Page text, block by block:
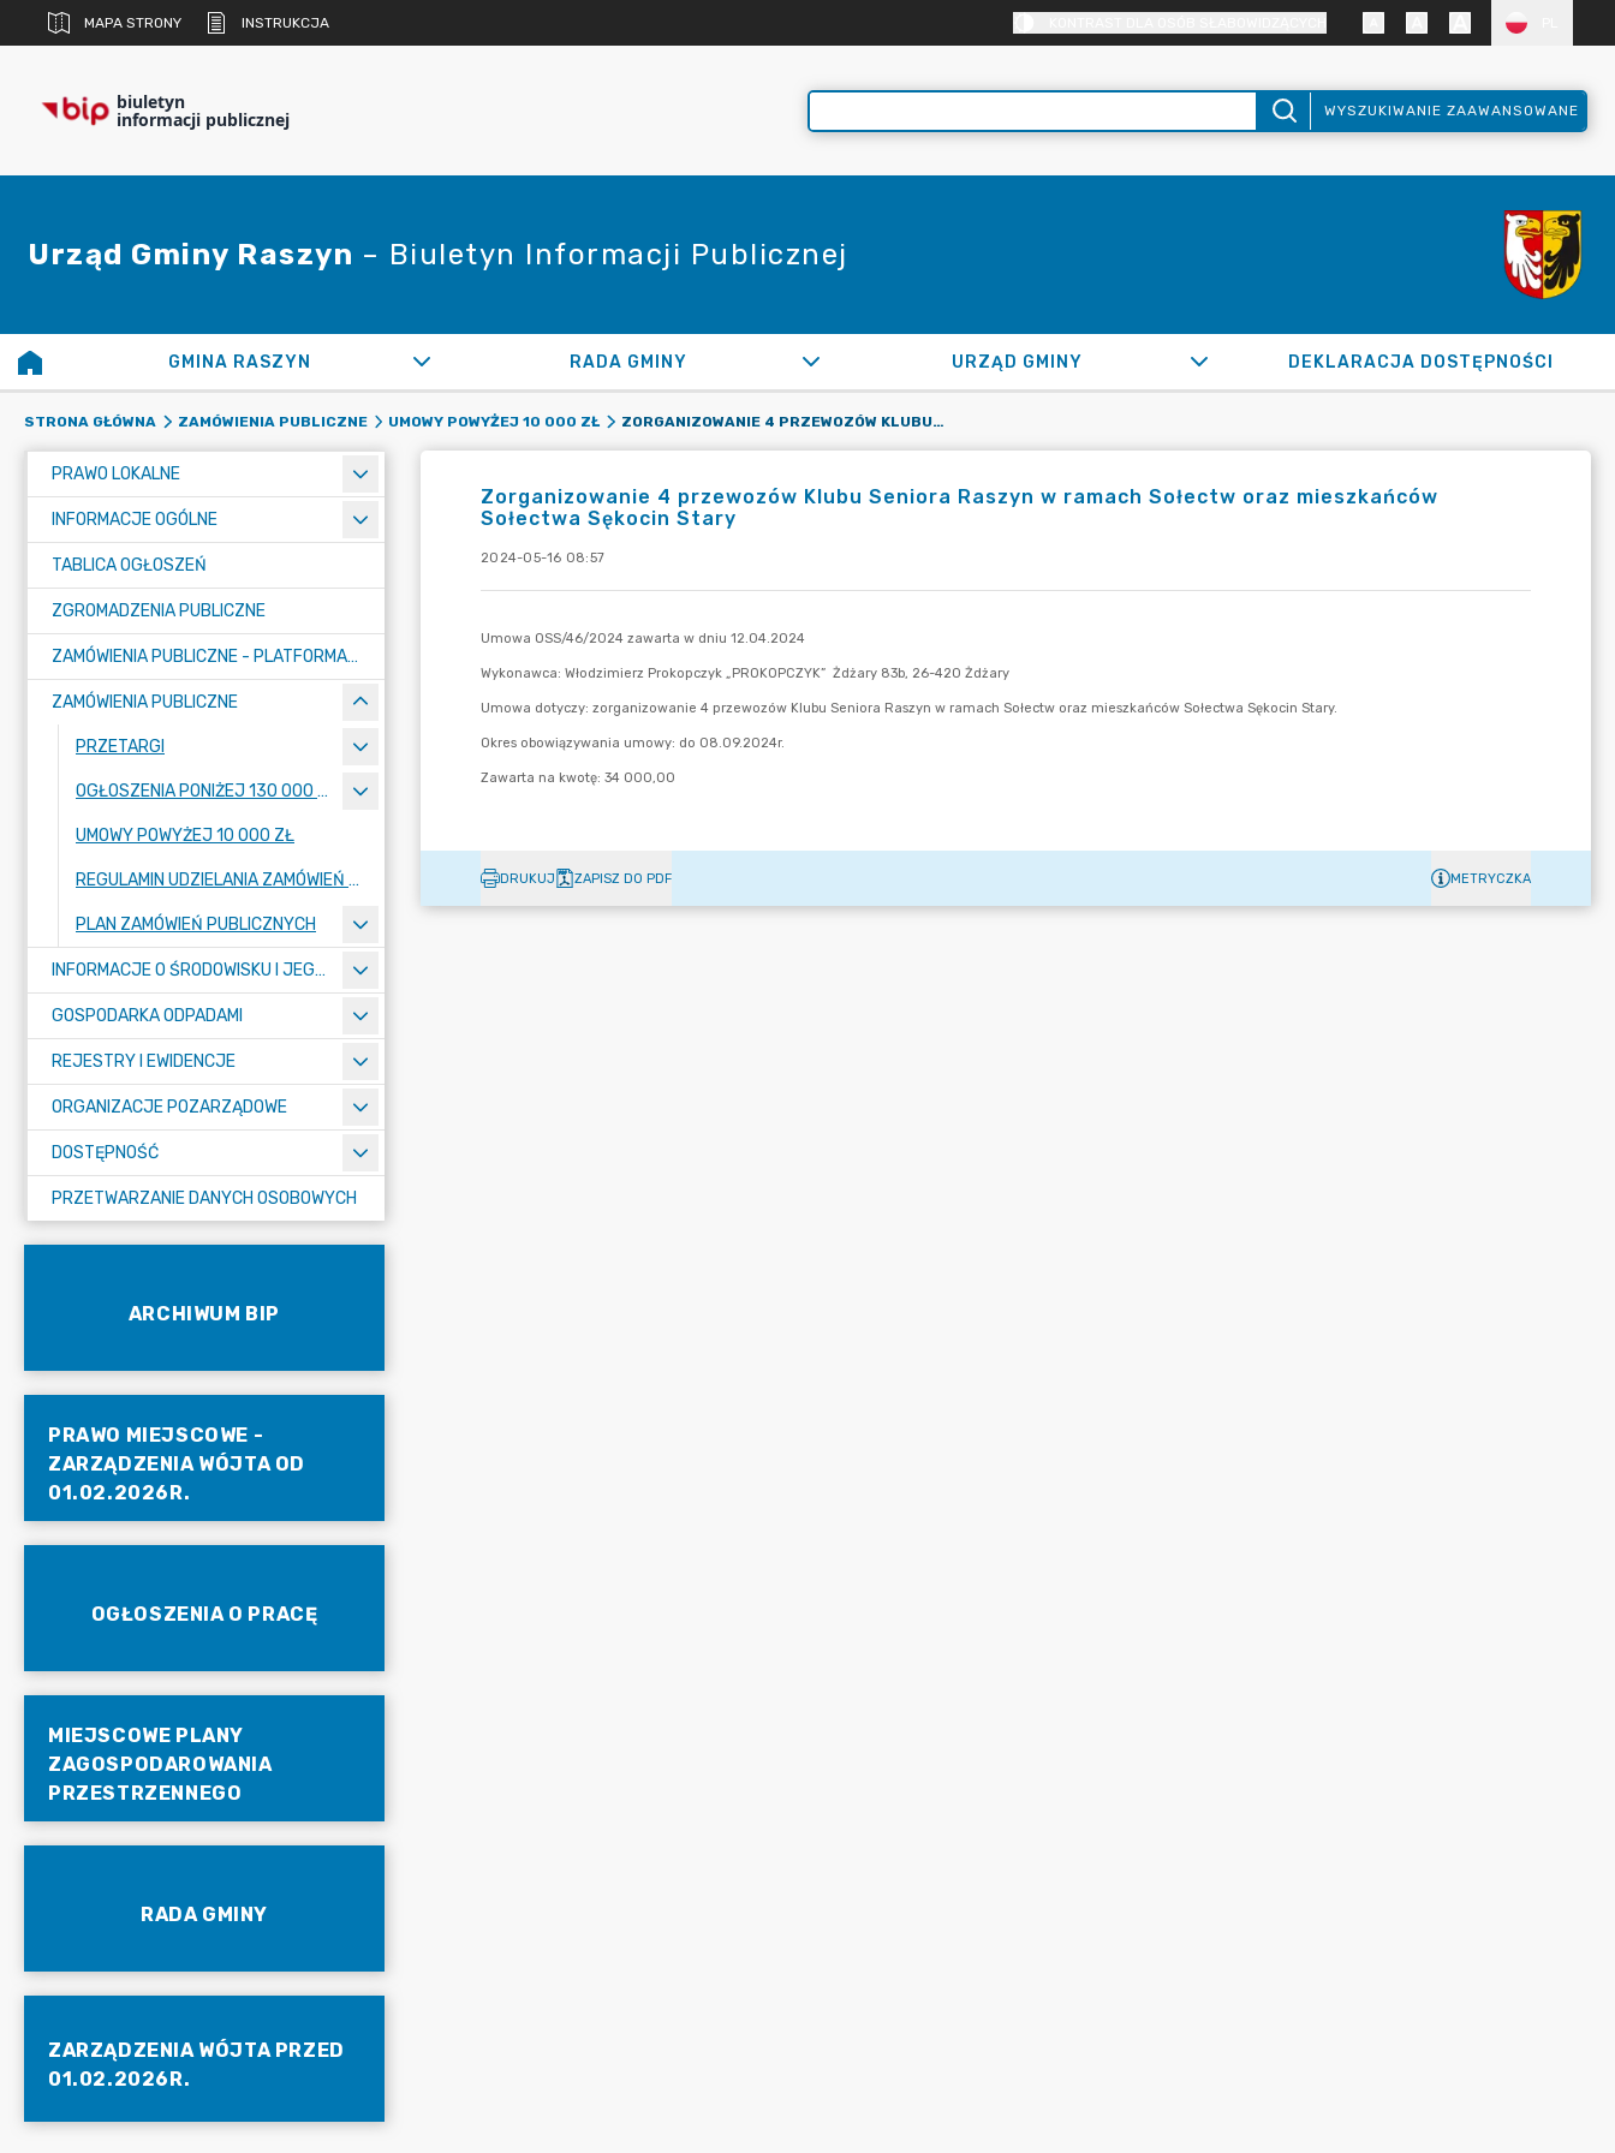
MAPA STRONY INSTRUKCJA
biuletyn
informacji publicznej WYSZUKIWANIE ZAAWANSOWANE
Urząd Gminy Raszyn – Biuletyn Informacji Publicznej
GMINA RASZYN RADA GMINY URZĄD GMINY DEKLARACJA DOSTĘPNOŚCI
STRONA GŁÓWNA ZAMÓWIENIA PUBLICZNE UMOWY POWYŻEJ 10 000 ZŁ ZORGANIZOWANIE 4 PRZEWOZÓW KLUBU SENIORA RASZYN W RAMACH SOŁECTW ORAZ MIESZKAŃCÓW SOŁECTWA SĘKOCIN STARY
PRAWO LOKALNE
INFORMACJE OGÓLNE
TABLICA OGŁOSZEŃ
ZGROMADZENIA PUBLICZNE
ZAMÓWIENIA PUBLICZNE - PLATFORMA ZAKUPOWA (OD 01.05.2025R.)
ZAMÓWIENIA PUBLICZNE
PRZETARGI
OGŁOSZENIA PONIŻEJ 130 000 ZŁ
UMOWY POWYŻEJ 10 000 ZŁ
REGULAMIN UDZIELANIA ZAMÓWIEŃ PUBLICZNYCH
PLAN ZAMÓWIEŃ PUBLICZNYCH
INFORMACJE O ŚRODOWISKU I JEGO OCHRONIE
GOSPODARKA ODPADAMI
REJESTRY I EWIDENCJE
ORGANIZACJE POZARZĄDOWE
DOSTĘPNOŚĆ
PRZETWARZANIE DANYCH OSOBOWYCH
ARCHIWUM BIP
PRAWO MIEJSCOWE -
ZARZĄDZENIA WÓJTA OD
01.02.2026R.
OGŁOSZENIA O PRACĘ
MIEJSCOWE PLANY
ZAGOSPODAROWANIA
PRZESTRZENNEGO
RADA GMINY
ZARZĄDZENIA WÓJTA PRZED
01.02.2026R.
Zorganizowanie 4 przewozów Klubu Seniora Raszyn w ramach Sołectw oraz mieszkańców
Sołectwa Sękocin Stary
2024-05-16 08:57
DRUKUJ ZAPISZ DO PDF METRYCZKA